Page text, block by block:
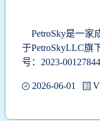
PetroSky是一家
于PetroSkyLLC旗
号：2023-
2026-06-01